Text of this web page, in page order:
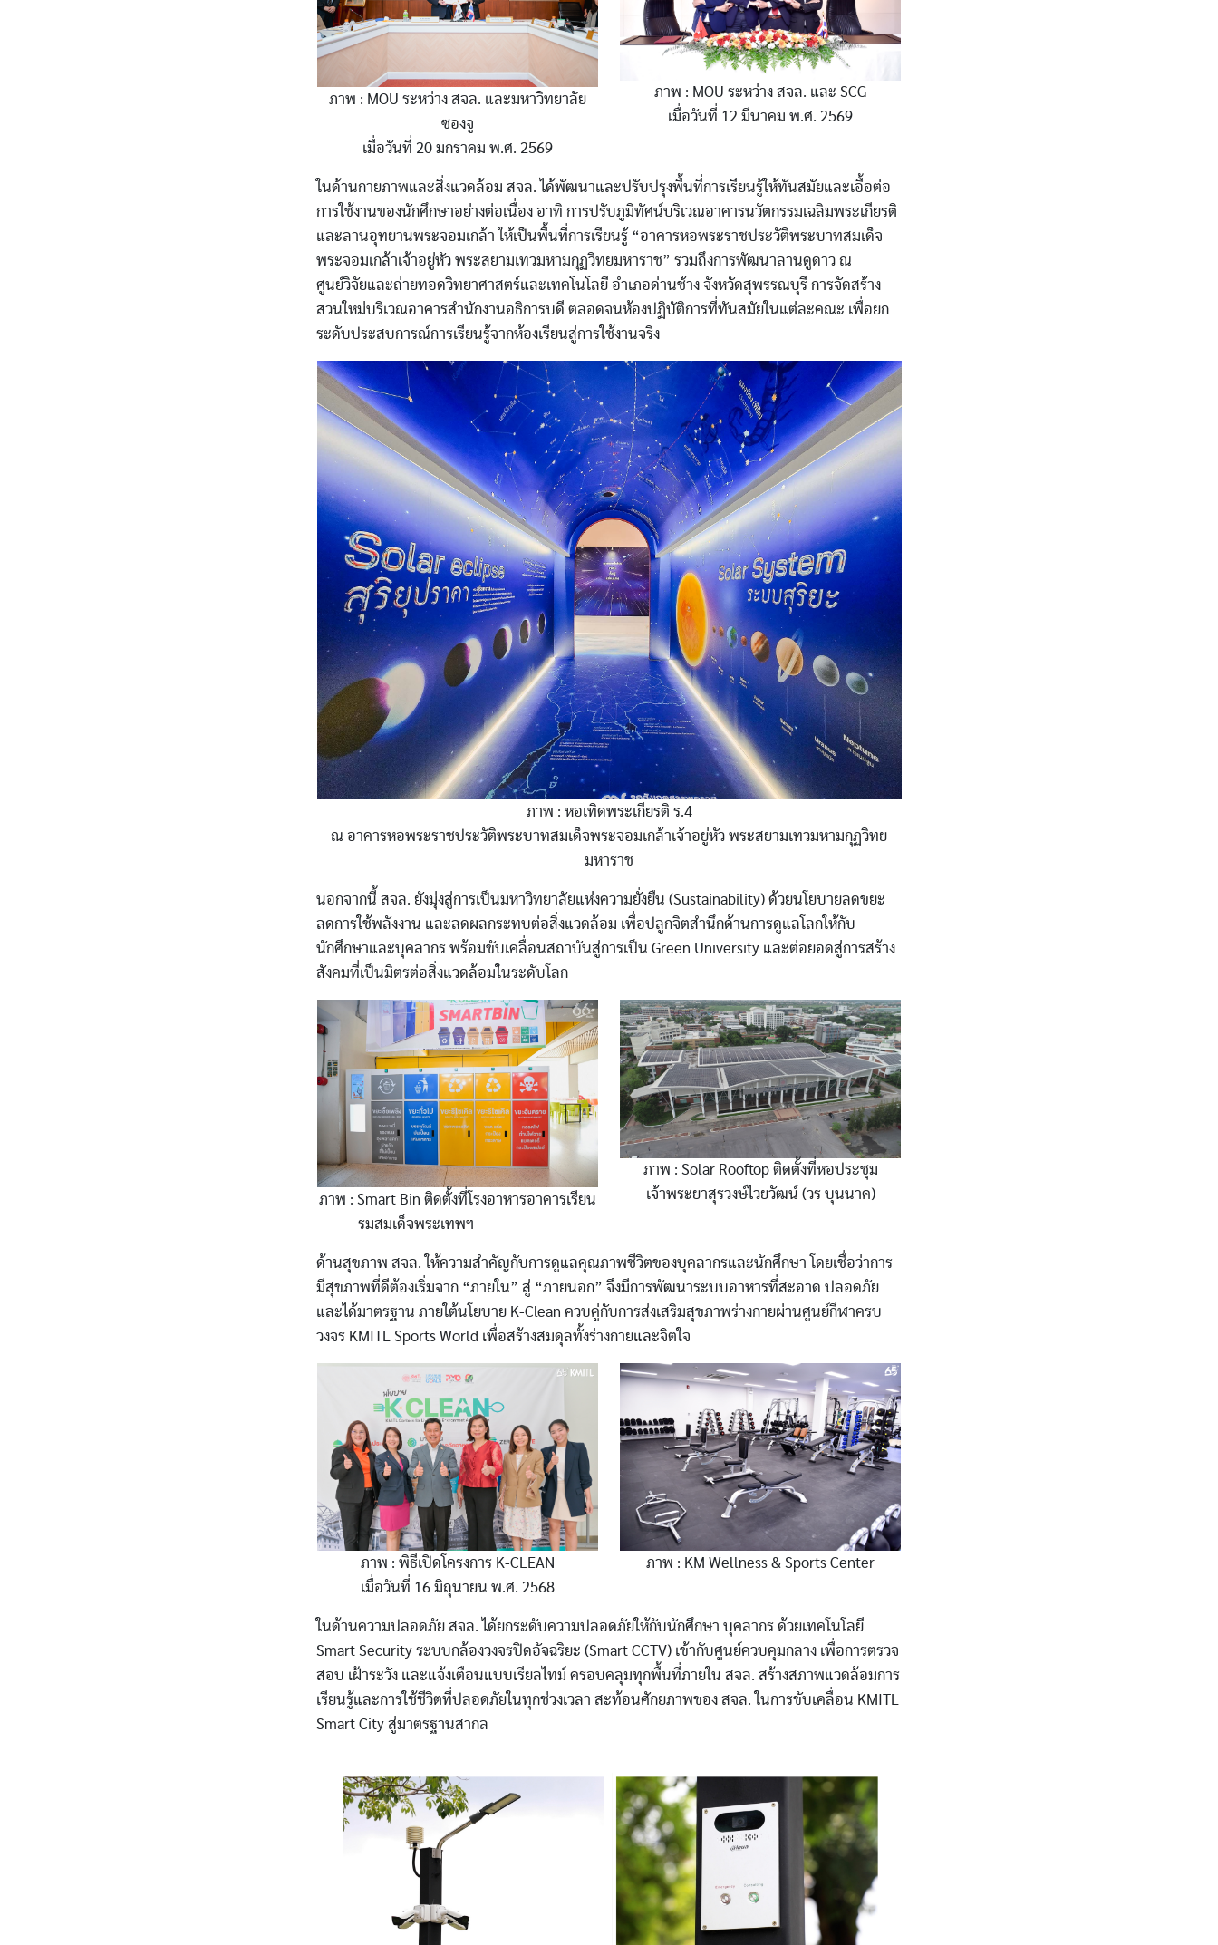
ภาพ : MOU ระหว่าง สจล. และมหาวิทยาลัย
ซองจู
เมื่อวันที่ 20 มกราคม พ.ศ. 2569
ภาพ : MOU ระหว่าง สจล. และ SCG
เมื่อวันที่ 12 มีนาคม พ.ศ. 2569
ในด้านกายภาพและสิ่งแวดล้อม สจล. ได้พัฒนาและปรับปรุงพื้นที่การเรียนรู้ให้ทันสมัยและเอื้อต่อ
การใช้งานของนักศึกษาอย่างต่อเนื่อง อาทิ การปรับภูมิทัศน์บริเวณอาคารนวัตกรรมเฉลิมพระเกียรติ
และลานอุทยานพระจอมเกล้า ให้เป็นพื้นที่การเรียนรู้ “อาคารหอพระราชประวัติพระบาทสมเด็จ
พระจอมเกล้าเจ้าอยู่หัว พระสยามเทวมหามกุฏวิทยมหาราช” รวมถึงการพัฒนาลานดูดาว ณ
ศูนย์วิจัยและถ่ายทอดวิทยาศาสตร์และเทคโนโลยี อำเภอด่านช้าง จังหวัดสุพรรณบุรี การจัดสร้าง
สวนใหม่บริเวณอาคารสำนักงานอธิการบดี ตลอดจนห้องปฏิบัติการที่ทันสมัยในแต่ละคณะ เพื่อยก
ระดับประสบการณ์การเรียนรู้จากห้องเรียนสู่การใช้งานจริง
Image
ภาพ : หอเทิดพระเกียรติ ร.4
ณ อาคารหอพระราชประวัติพระบาทสมเด็จพระจอมเกล้าเจ้าอยู่หัว พระสยามเทวมหามกุฏวิทย
มหาราช
นอกจากนี้ สจล. ยังมุ่งสู่การเป็นมหาวิทยาลัยแห่งความยั่งยืน (Sustainability) ด้วยนโยบายลดขยะ
ลดการใช้พลังงาน และลดผลกระทบต่อสิ่งแวดล้อม เพื่อปลูกจิตสำนึกด้านการดูแลโลกให้กับ
นักศึกษาและบุคลากร พร้อมขับเคลื่อนสถาบันสู่การเป็น Green University และต่อยอดสู่การสร้าง
สังคมที่เป็นมิตรต่อสิ่งแวดล้อมในระดับโลก
Image
ภาพ : Smart Bin ติดตั้งที่โรงอาหารอาคารเรียน
รมสมเด็จพระเทพฯ
Image
ภาพ : Solar Rooftop ติดตั้งที่หอประชุม
เจ้าพระยาสุรวงษ์ไวยวัฒน์ (วร บุนนาค)
ด้านสุขภาพ สจล. ให้ความสำคัญกับการดูแลคุณภาพชีวิตของบุคลากรและนักศึกษา โดยเชื่อว่าการ
มีสุขภาพที่ดีต้องเริ่มจาก “ภายใน” สู่ “ภายนอก” จึงมีการพัฒนาระบบอาหารที่สะอาด ปลอดภัย
และได้มาตรฐาน ภายใต้นโยบาย K-Clean ควบคู่กับการส่งเสริมสุขภาพร่างกายผ่านศูนย์กีฬาครบ
วงจร KMITL Sports World เพื่อสร้างสมดุลทั้งร่างกายและจิตใจ
ภาพ : พิธีเปิดโครงการ K-CLEAN
เมื่อวันที่ 16 มิถุนายน พ.ศ. 2568
Image
ภาพ : KM Wellness & Sports Center
ในด้านความปลอดภัย สจล. ได้ยกระดับความปลอดภัยให้กับนักศึกษา บุคลากร ด้วยเทคโนโลยี
Smart Security ระบบกล้องวงจรปิดอัจฉริยะ (Smart CCTV) เข้ากับศูนย์ควบคุมกลาง เพื่อการตรวจ
สอบ เฝ้าระวัง และแจ้งเตือนแบบเรียลไทม์ ครอบคลุมทุกพื้นที่ภายใน สจล. สร้างสภาพแวดล้อมการ
เรียนรู้และการใช้ชีวิตที่ปลอดภัยในทุกช่วงเวลา สะท้อนศักยภาพของ สจล. ในการขับเคลื่อน KMITL
Smart City สู่มาตรฐานสากล